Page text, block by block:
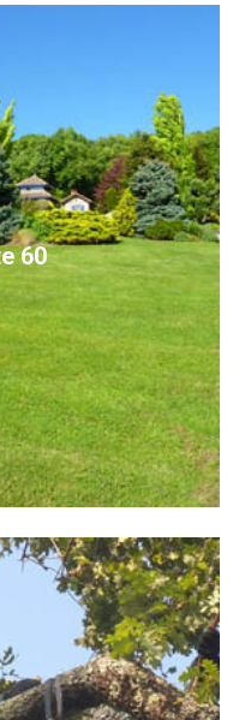
60